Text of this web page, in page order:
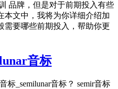
品牌，但是对于前期投入有些
本文中，我将为你详细介绍加
需要哪些前期投入，帮助你更
音标
标_semilunar音标？ semir音标